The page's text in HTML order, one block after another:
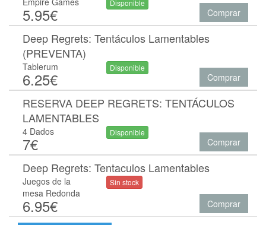
5.95€
Disponible
Comprar
Deep Regrets: Tentáculos Lamentables
(PREVENTA)
Tablerum
6.25€
Disponible
Comprar
RESERVA DEEP REGRETS: TENTÁCULOS
LAMENTABLES
4 Dados
7€
Disponible
Comprar
Deep Regrets: Tentaculos Lamentables
Juegos de la
mesa Redonda
6.95€
Sin stock
Comprar